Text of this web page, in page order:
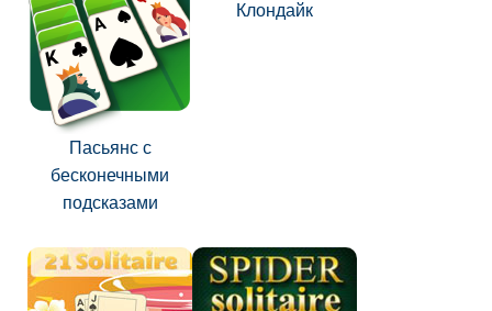
Пасьянс с
бесконечными
подсказами
Клондайк